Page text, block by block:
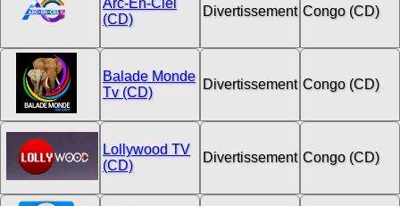
Arc-En-Ciel
(CD)
Divertissement Congo (CD)
Balade Monde
Tv (CD)
Divertissement Congo (CD)
Lollywood TV
(CD)
Divertissement Congo (CD)